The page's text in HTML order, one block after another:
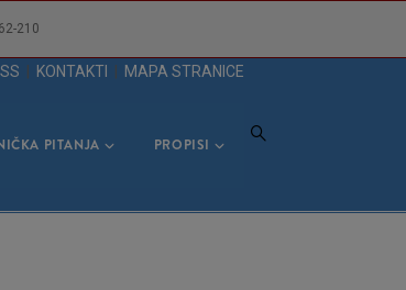
210
KONTAKTI MAPA STRANICE
PITANJA PROPISI